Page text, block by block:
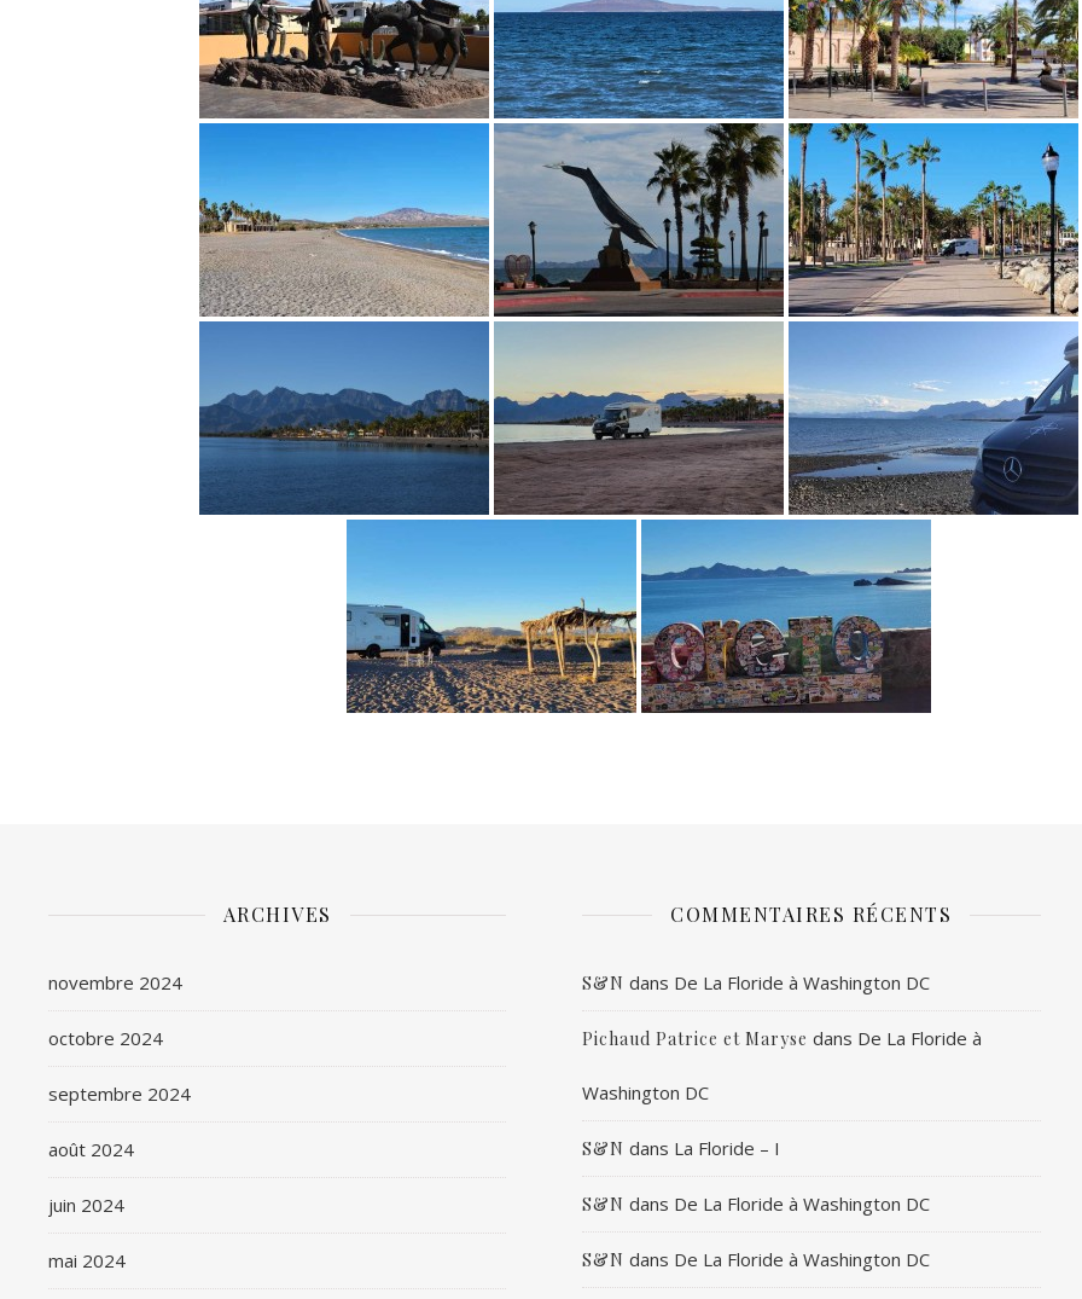
ARCHIVES
novembre 2024
octobre 2024
septembre 2024
août 2024
juin 2024
mai 2024
COMMENTAIRES RÉCENTS
S&N dans De La Floride à Washington DC
Pichaud Patrice et Maryse dans De La Floride à
Washington DC
S&N dans La Floride – I
S&N dans De La Floride à Washington DC
S&N dans De La Floride à Washington DC